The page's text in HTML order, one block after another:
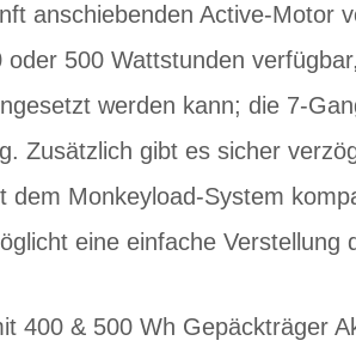
anschiebenden Active-Motor
500 Wattstunden
werden kann; die 7-
Zusätzlich gibt es sicher
Monkeyload-System
eine einfache Verstellung
400 & 500 Wh Gepäckträger